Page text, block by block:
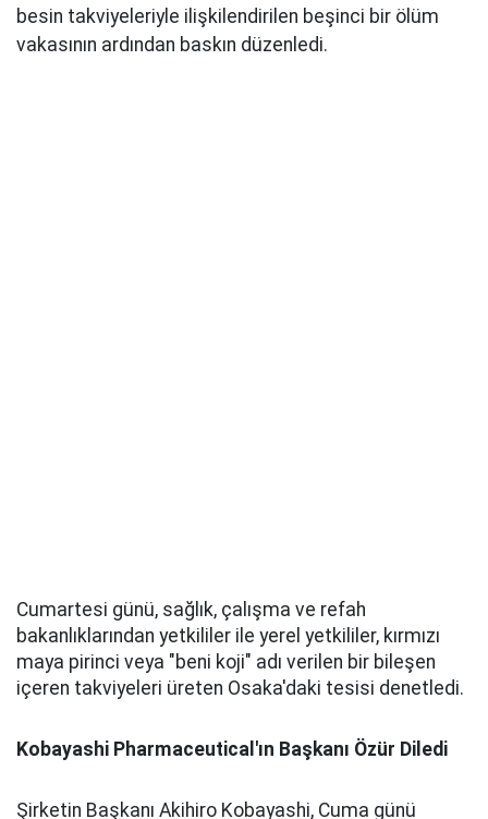
besin takviyeleriyle ilişkilendirilen beşinci bir ölüm
vakasının ardından baskın düzenledi.
Cumartesi günü, sağlık, çalışma ve refah
bakanlıklarından yetkililer ile yerel yetkililer, kırmızı
maya pirinci veya "beni koji" adı verilen bir bileşen
içeren takviyeleri üreten Osaka'daki tesisi denetledi.
Kobayashi Pharmaceutical'ın Başkanı Özür Diledi
Şirketin Başkanı Akihiro Kobayashi, Cuma günü